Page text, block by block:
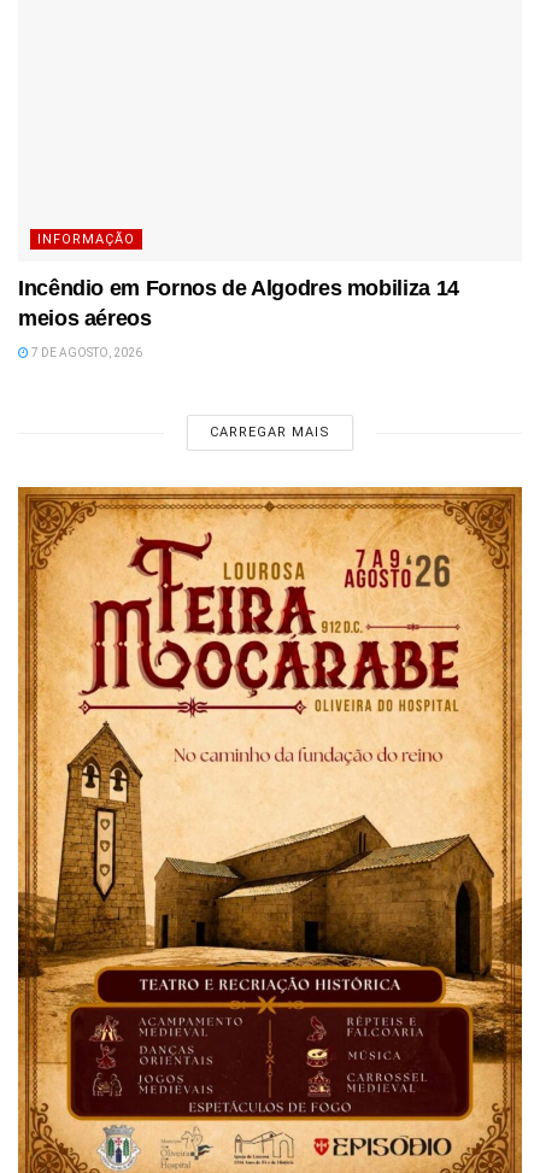
INFORMAÇÃO
Incêndio em Fornos de Algodres mobiliza 14
meios aéreos
7 DE AGOSTO, 2026
CARREGAR MAIS